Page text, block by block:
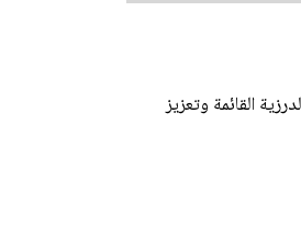
القائمة وتعزيز